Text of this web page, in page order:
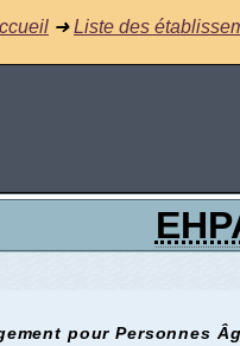
➜Liste des
pour Personnes